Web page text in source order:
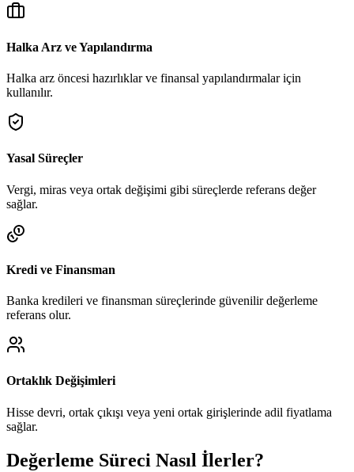
Halka Arz ve Yapılandırma
Halka arz öncesi hazırlıklar ve finansal yapılandırmalar için
kullanılır.
Yasal Süreçler
Vergi, miras veya ortak değişimi gibi süreçlerde referans değer
sağlar.
Kredi ve Finansman
Banka kredileri ve finansman süreçlerinde güvenilir değerleme
referans olur.
Ortaklık Değişimleri
Hisse devri, ortak çıkışı veya yeni ortak girişlerinde adil fiyatlama
sağlar.
Değerleme Süreci Nasıl İlerler?